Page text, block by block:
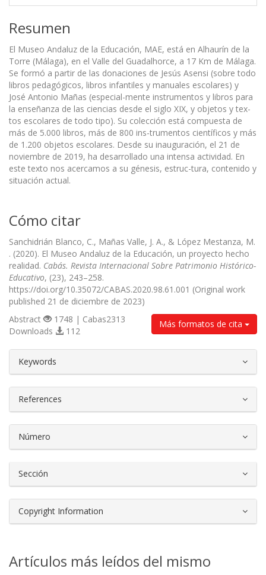
Resumen
El Museo Andaluz de la Educación, MAE, está en Alhaurín de la
Torre (Málaga), en el Valle del Guadalhorce, a 17 Km de Málaga.
Se formó a partir de las donaciones de Jesús Asensi (sobre todo
libros pedagógicos, libros infantiles y manuales escolares) y
José Antonio Mañas (especial-mente instrumentos y libros para
la enseñanza de las ciencias desde el siglo XIX, y objetos y tex-
tos escolares de todo tipo). Su colección está compuesta de
más de 5.000 libros, más de 800 ins-trumentos científicos y más
de 1.200 objetos escolares. Desde su inauguración, el 21 de
noviembre de 2019, ha desarrollado una intensa actividad. En
este texto nos acercamos a su génesis, estruc-tura, contenido y
situación actual.
Cómo citar
Sanchidrián Blanco, C., Mañas Valle, J. A., & López Mestanza, M.
. (2020). El Museo Andaluz de la Educación, un proyecto hecho
realidad. Cabás. Revista Internacional Sobre Patrimonio Histórico-
Educativo, (23), 243–258.
https://doi.org/10.35072/CABAS.2020.98.61.001 (Original work
published 21 de diciembre de 2023)
Más formatos de cita
Abstract
1748 | Cabas2313
Downloads
112
Keywords
References
Número
Sección
Copyright Information
Artículos más leídos del mismo